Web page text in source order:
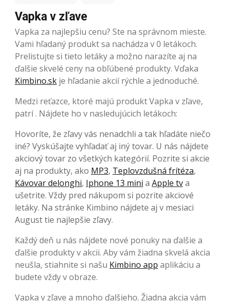
Vapka v zľave
Vapka za najlepšiu cenu? Ste na správnom mieste.
Vami hľadaný produkt sa nachádza v 0 letákoch.
Prelistujte si tieto letáky a možno narazíte aj na
ďalšie skvelé ceny na obľúbené produkty. Vďaka
Kimbino.sk je hľadanie akcií rýchle a jednoduché.
Medzi reťazce, ktoré majú produkt Vapka v zľave,
patrí . Nájdete ho v nasledujúcich letákoch:
Hovoríte, že zľavy vás nenadchli a tak hľadáte niečo
iné? Vyskúšajte vyhľadať aj iný tovar. U nás nájdete
akciový tovar zo všetkých kategórií. Pozrite si akcie
aj na produkty, ako MP3, Teplovzdušná frítéza,
Kávovar delonghi, Iphone 13 mini a Apple tva
ušetrite. Vždy pred nákupom si pozrite akciové
letáky. Na stránke Kimbino nájdete aj v mesiaci
August tie najlepšie zľavy.
Každý deň u nás nájdete nové ponuky na ďalšie a
ďalšie produkty v akcii. Aby vám žiadna skvelá akcia
neušla, stiahnite si našu Kimbino app aplikáciu a
budete vždy v obraze.
Vapka v zľave a mnoho ďalšieho. Žiadna akcia vám